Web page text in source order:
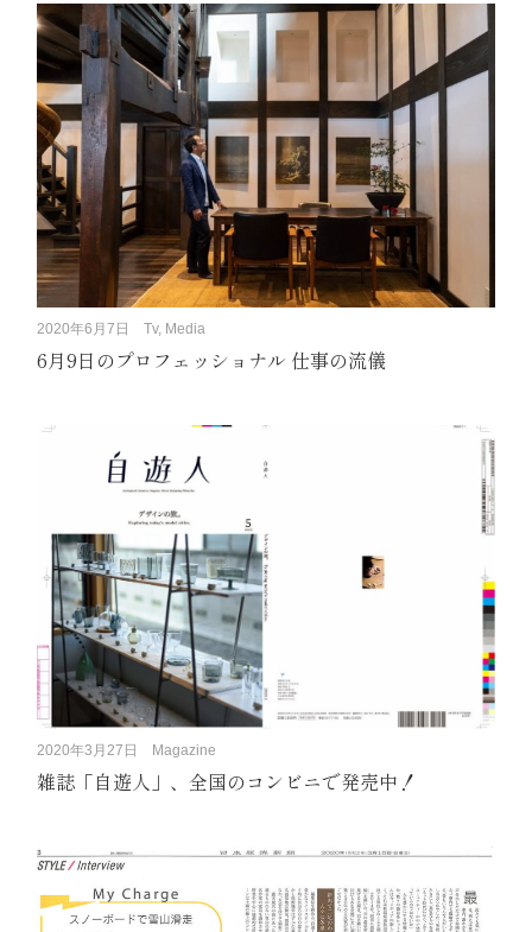
2020年6月7日 Tv, Media
6月9日のプロフェッショナル 仕事の流儀
2020年3月27日 Magazine
雑誌「自遊人」、全国のコンビニで発売中！